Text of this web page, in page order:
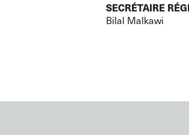
SECRÉTAIRE
Bilal Malkawi